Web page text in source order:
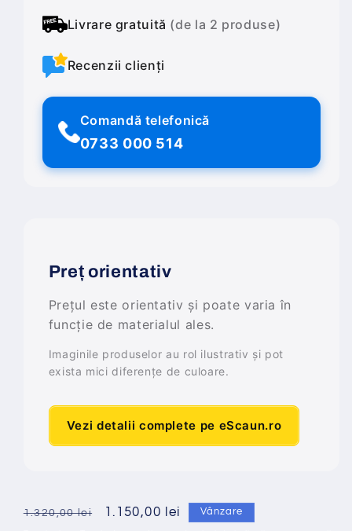
Livrare gratuită (de la 2 produse)
Recenzii clienți
Comandă telefonică
0733 000 514
Preț orientativ
Prețul este orientativ și poate varia în
funcție de materialul ales.
Imaginile produselor au rol ilustrativ și pot
exista mici diferențe de culoare.
Vezi detalii complete pe eScaun.ro
Preț
1.320,00 lei
Preț
1.150,00 lei Vânzare